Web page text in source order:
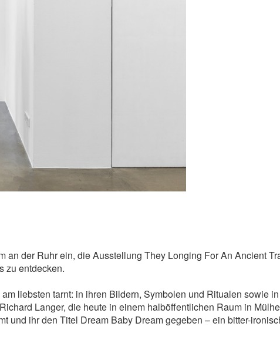
der Ruhr ein, die Ausstellung They Longing For An Ancient
zu entdecken.
liebsten tarnt: in ihren Bildern, Symbolen und Ritualen sowie
Langer, die heute in einem halböffentlichen Raum in
und ihr den Titel Dream Baby Dream gegeben – ein bitter-